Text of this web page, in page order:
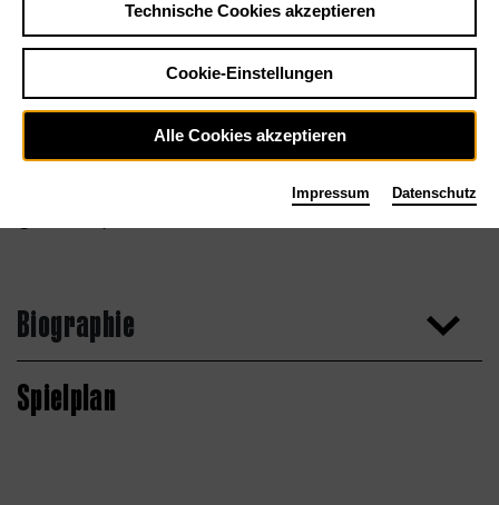
Biographie
Spielplan
Technische Cookies akzeptieren
Cookie-Einstellungen
Alle Cookies akzeptieren
Impressum Datenschutz